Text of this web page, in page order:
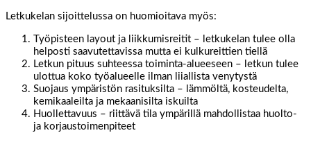
Letkukelan sijoittelussa on huomioitava myös:
Työpisteen layout ja liikkumisreitit – letkukelan tulee olla
helposti saavutettavissa mutta ei kulkureittien tiellä
Letkun pituus suhteessa toiminta-alueeseen – letkun tulee
ulottua koko työalueelle ilman liiallista venytystä
Suojaus ympäristön rasituksilta – lämmöltä, kosteudelta,
kemikaaleilta ja mekaanisilta iskuilta
Huollettavuus – riittävä tila ympärillä mahdollistaa huolto-
ja korjaustoimenpiteet